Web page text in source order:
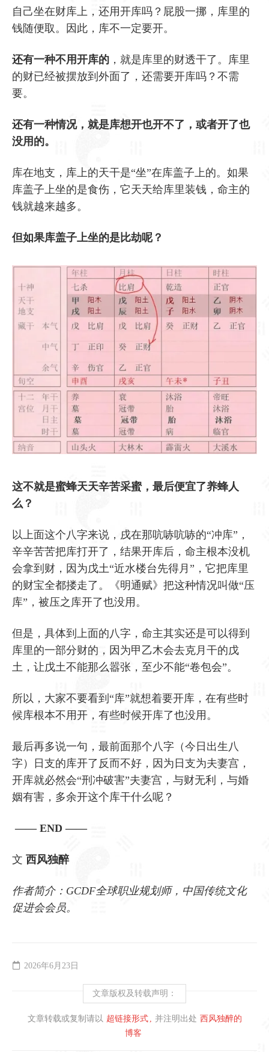
自己坐在财库上，还用开库吗？屁股一挪，库里的
钱随便取。因此，库不一定要开。
还有一种不用开库的 ，就是库里的财透干了。库里
的财已经被摆放到外面了，还需要开库吗？不需
要。
还有一种情况，就是库想开也开不了，或者开了也
没用的。
库在地支，库上的天干是“坐”在库盖子上的。如果
库盖子上坐的是食伤，它天天给库里装钱，命主的
钱就越来越多。
但如果库盖子上坐的是比劫呢？
这不就是蜜蜂天天辛苦采蜜，最后便宜了养蜂人
么？
以上面这个八字来说，戌在那吭哧吭哧的“冲库”，
辛辛苦苦把库打开了，结果开库后，命主根本没机
会拿到财，因为戊土“近水楼台先得月”，它把库里
的财宝全都搂走了。《明通赋》把这种情况叫做“压
库”，被压之库开了也没用。
但是，具体到上面的八字，命主其实还是可以得到
库里的一部分财的，因为甲乙木会去克月干的戊
土，让戊土不能那么嚣张，至少不能“卷包会”。
所以，大家不要看到“库”就想着要开库，在有些时
候库根本不用开，有些时候开库了也没用。
最后再多说一句，最前面那个八字（今日出生八
字）日支的库开了反而不好，因为日支为夫妻宫，
开库就必然会“刑冲破害”夫妻宫，与财无利，与婚
姻有害，多余开这个库干什么呢？
—— END ——
文 西风独醉
作者简介：GCDF全球职业规划师，中国传统文化
促进会会员。
2026年6月23日
文章版权及转载声明：
文章转载或复制请以 超链接形式 并注明出处 西风独醉的
博客